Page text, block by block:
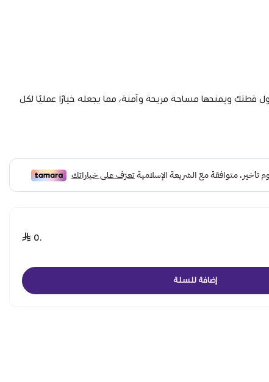
قطتك ويمنحها مساحة مريحة وآمنة، مما يجعله خيارًا عمليًا لكل
٥٠
إضافة للسلة